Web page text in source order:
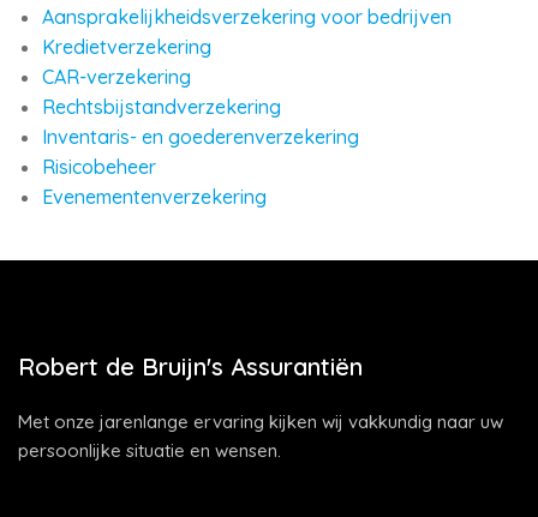
Aansprakelijkheidsverzekering voor bedrijven
Kredietverzekering
CAR-verzekering
Rechtsbijstandverzekering
Inventaris- en goederenverzekering
Risicobeheer
Evenementenverzekering
Robert de Bruijn's Assurantiën
Met onze jarenlange ervaring kijken wij vakkundig naar uw
persoonlijke situatie en wensen.